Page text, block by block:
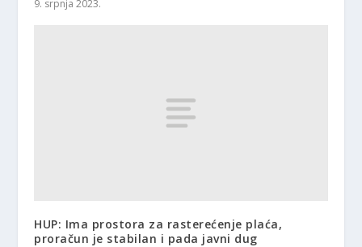
9. srpnja 2023.
HUP: Ima prostora za rasterećenje plaća,
proračun je stabilan i pada javni dug